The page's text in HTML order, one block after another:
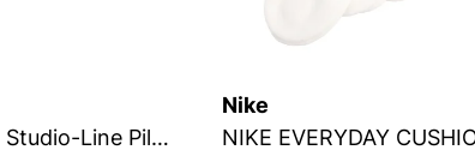
Sneakersocken Studio-Line Pilates und Yoga
Nike
NIKE EVERYDAY